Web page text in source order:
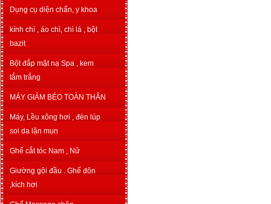
Dụng cụ diện chẩn, y khoa
kính chì , áo chì, chì lá , bột
bazit
Bột đắp mặt nạ Spa , kem
tắm trắng
MÁY GIẢM BÉO TOÀN THÂN
Máy, Lều xông hơi , đèn lúp
soi da lặn mụn
Ghế cắt tóc Nam , Nữ
Giường gội đầu . Ghế đôn
,kích hơi